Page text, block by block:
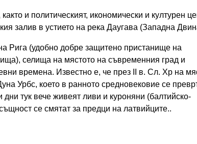
и политическият, икономически и културен
залив в устието на река Даугава (Западна
Рига (удобно добре защитено пристанище на
селища на мястото на съвременния град и
времена. Известно е, че през II в. Сл. Хр на
Урбс, което в ранното средновековие се
тук вече живеят ливи и куроняни (балтийско-
се смятат за предци на латвийците..